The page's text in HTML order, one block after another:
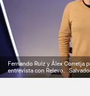
Fernando Ruiz y Álex Corretja
entrevista con Relevo.